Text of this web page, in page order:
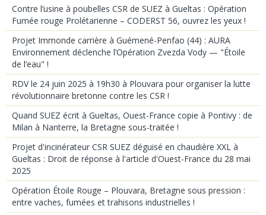
Contre l’usine à poubelles CSR de SUEZ à Gueltas : Opération
Fumée rouge Prolétarienne – CODERST 56, ouvrez les yeux !
Projet Immonde carrière à Guémené-Penfao (44) : AURA
Environnement déclenche l’Opération Zvezda Vody — "Étoile
de l’eau" !
RDV le 24 juin 2025 à 19h30 à Plouvara pour organiser la lutte
révolutionnaire bretonne contre les CSR !
Quand SUEZ écrit à Gueltas, Ouest-France copie à Pontivy : de
Milan à Nanterre, la Bretagne sous-traitée !
Projet d'incinérateur CSR SUEZ déguisé en chaudière XXL à
Gueltas : Droit de réponse à l'article d'Ouest-France du 28 mai
2025
Opération Étoile Rouge – Plouvara, Bretagne sous pression :
entre vaches, fumées et trahisons industrielles !